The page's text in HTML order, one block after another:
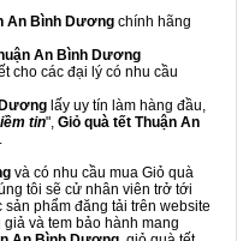
An Bình Dương chính hãng
An Bình Dương
cho các đại lý có nhu cầu
lấy uy tín làm hàng đầu,
tin", Giỏ quà tết Thuận An
và có nhu cầu mua Giỏ quà
tôi sẽ cử nhân viên trở tới
phẩm đăng tải trên website
và tem bảo hành mang